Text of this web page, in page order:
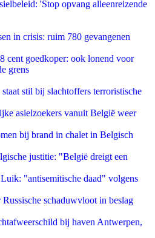
'Stop opvang alleenreizende
in crisis: ruim 780 gevangenen
cent goedkoper: ook lonend voor
grens
stil bij slachtoffers terroristische
asielzoekers vanuit België weer
bij brand in chalet in Belgisch
justitie: "België dreigt een
"antisemitische daad" volgens
schaduwvloot in beslag
bij haven Antwerpen,